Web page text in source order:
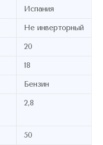
Испания
Не инверторный
20
18
Бензин
2,8
50